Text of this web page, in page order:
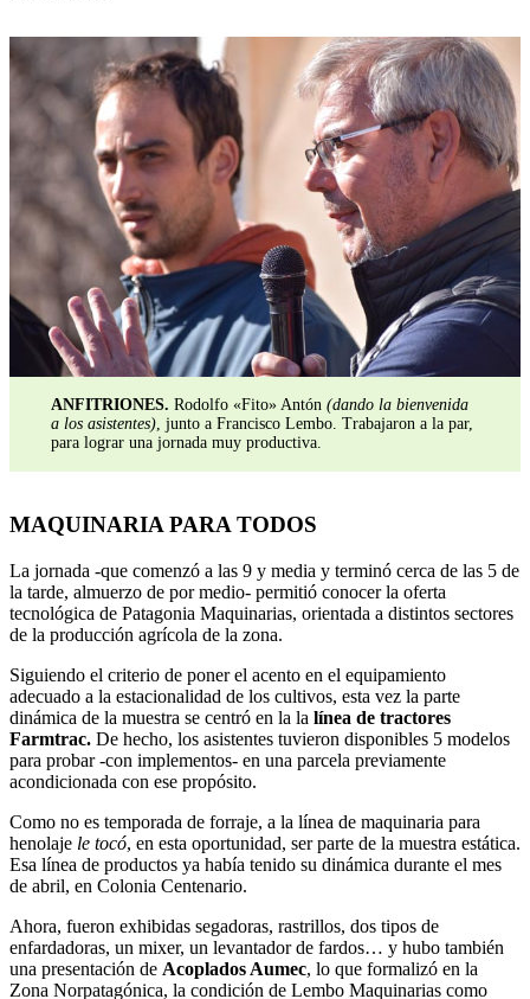
ANFITRIONES. Rodolfo «Fito» Antón (dando la bienvenida
a los asistentes), junto a Francisco Lembo. Trabajaron a la par,
para lograr una jornada muy productiva.
MAQUINARIA PARA TODOS
La jornada -que comenzó a las 9 y media y terminó cerca de las 5 de
la tarde, almuerzo de por medio- permitió conocer la oferta
tecnológica de Patagonia Maquinarias, orientada a distintos sectores
de la producción agrícola de la zona.
Siguiendo el criterio de poner el acento en el equipamiento
adecuado a la estacionalidad de los cultivos, esta vez la parte
dinámica de la muestra se centró en la la línea de tractores
Farmtrac. De hecho, los asistentes tuvieron disponibles 5 modelos
para probar -con implementos- en una parcela previamente
acondicionada con ese propósito.
Como no es temporada de forraje, a la línea de maquinaria para
henolaje le tocó, en esta oportunidad, ser parte de la muestra estática.
Esa línea de productos ya había tenido su dinámica durante el mes
de abril, en Colonia Centenario.
Ahora, fueron exhibidas segadoras, rastrillos, dos tipos de
enfardadoras, un mixer, un levantador de fardos… y hubo también
una presentación de Acoplados Aumec, lo que formalizó en la
Zona Norpatagónica, la condición de Lembo Maquinarias como